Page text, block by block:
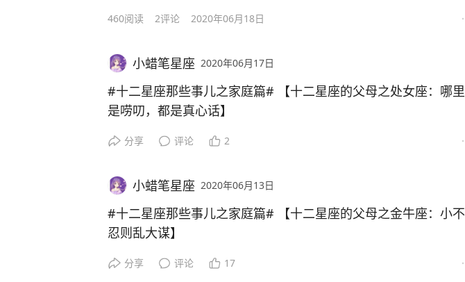
恋爱中的双子座就没有那么稳定了。身边机会的增多会影响双子座
拒绝。即使外面的人有无穷无尽的新鲜感，也要坚持家中的选择。
与双子座共同回忆你们二人的美好时光，并且还要保证你们的生活
现状并不沉闷，才能够牢牢把握住双子座的内心。
460阅读 2评论 2020年06月18日
小蜡笔星座 2020年06月17日
#十二星座那些事儿之家庭篇# 【十二星座的父母之处女座：哪里
是唠叨，都是真心话】
处女座成为父母后，他们的碎碎念会更加严重。孩子初到这个世界
与恋爱时一样，处女座对于孩子们的教育更加倾向于魔音催耳，通
过一遍又一遍的重复，让自己的孩子懂得一些生活的常识，或者是
一些在社会上与人交往的道理。
很多时候，孩子对于处女座的唠叨不厌其烦，但是随着年纪的增
分享 评论 2
小蜡笔星座 2020年06月13日
#十二星座那些事儿之家庭篇# 【十二星座的父母之金牛座：小不
忍则乱大谋】
也许你会觉得木讷的金牛座与爱情无缘，但事实上，他们心中有着
分享 评论 17